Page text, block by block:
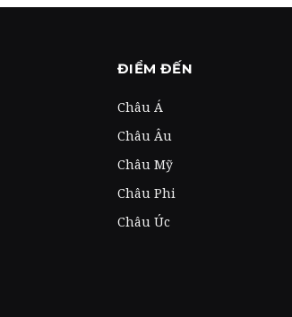
ĐIỂM ĐẾN
Châu Á
Châu Âu
Châu Mỹ
Châu Phi
Châu Úc